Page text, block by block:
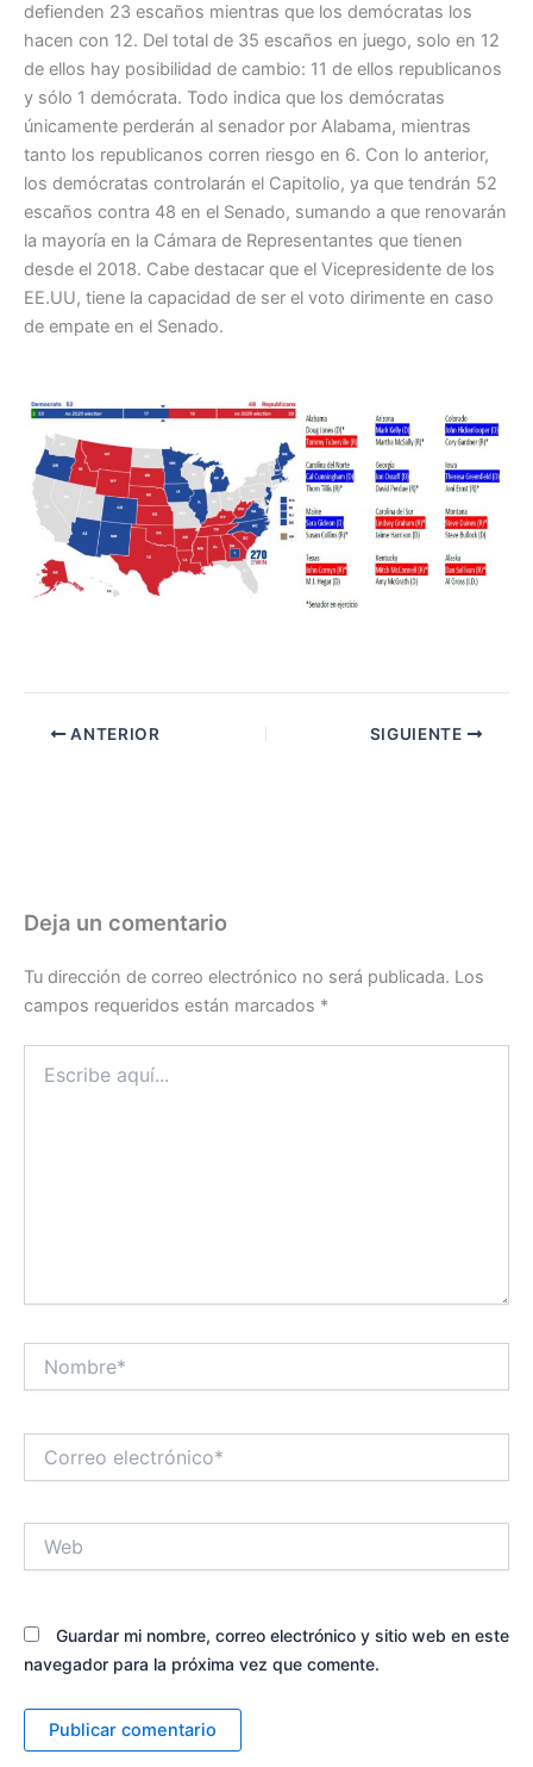
defienden 23 escaños mientras que los demócratas los
hacen con 12. Del total de 35 escaños en juego, solo en 12
de ellos hay posibilidad de cambio: 11 de ellos republicanos
y sólo 1 demócrata. Todo indica que los demócratas
únicamente perderán al senador por Alabama, mientras
tanto los republicanos corren riesgo en 6. Con lo anterior,
los demócratas controlarán el Capitolio, ya que tendrán 52
escaños contra 48 en el Senado, sumando a que renovarán
la mayoría en la Cámara de Representantes que tienen
desde el 2018. Cabe destacar que el Vicepresidente de los
EE.UU, tiene la capacidad de ser el voto dirimente en caso
de empate en el Senado.
ANTERIOR SIGUIENTE
Deja un comentario
Tu dirección de correo electrónico no será publicada. Los
campos requeridos están marcados *
aquí...
electrónico*
Guardar mi nombre, correo electrónico y sitio web en este
navegador para la próxima vez que comente.